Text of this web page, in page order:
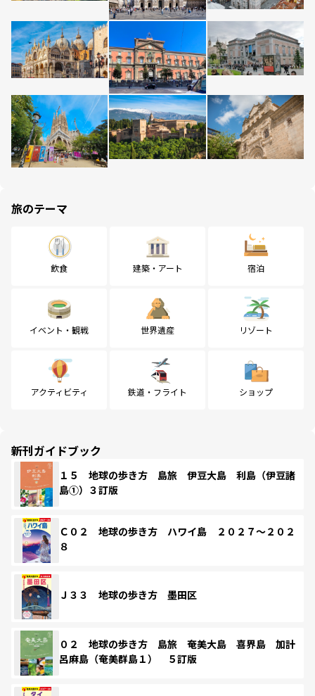
旅のテーマ
飲食 建築・アート 宿泊
イベント・観戦 世界遺産 リゾート
アクティビティ 鉄道・フライト ショップ
新刊ガイドブック
１５ 地球の歩き方 島旅 伊豆大島 利島（伊豆諸
島①）３訂版
Ｃ０２ 地球の歩き方 ハワイ島 ２０２７～２０２
８
Ｊ３３ 地球の歩き方 墨田区
０２ 地球の歩き方 島旅 奄美大島 喜界島 加計
呂麻島（奄美群島１） ５訂版